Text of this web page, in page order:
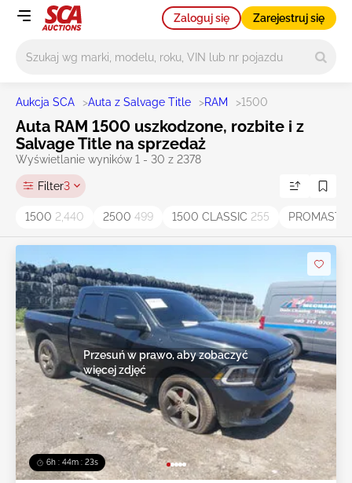
Zaloguj się Zarejestruj się
Aukcja SCA >Auta z Salvage Title >RAM >1500
Auta RAM 1500 uszkodzone, rozbite i z
Salvage Title na sprzedaż
Wyświetlanie wyników 1 - 30 z 2378
Filter3
1500 2,440 2500 499 1500 CLASSIC 255
6h : 44m : 20s
Przesuń w prawo, aby zobaczyć
więcej zdjęć